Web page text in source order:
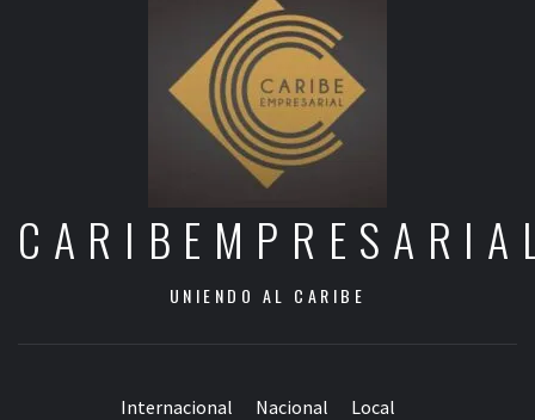
UNIENDO AL CARIBE
Internacional Nacional Local